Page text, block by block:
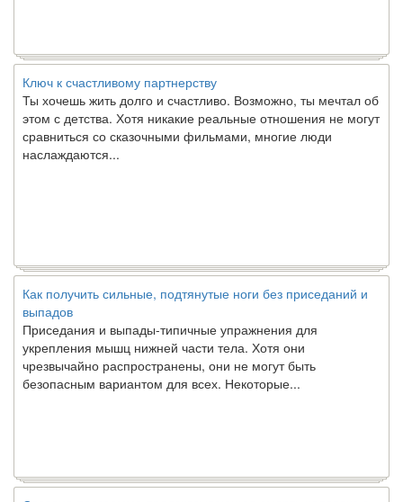
Ключ к счастливому партнерству
Ты хочешь жить долго и счастливо. Возможно, ты мечтал об
этом с детства. Хотя никакие реальные отношения не могут
сравниться со сказочными фильмами, многие люди
наслаждаются...
Как получить сильные, подтянутые ноги без приседаний и
выпадов
Приседания и выпады-типичные упражнения для
укрепления мышц нижней части тела. Хотя они
чрезвычайно распространены, они не могут быть
безопасным вариантом для всех. Некоторые...
Создана программа предсказывающая смерть человека с